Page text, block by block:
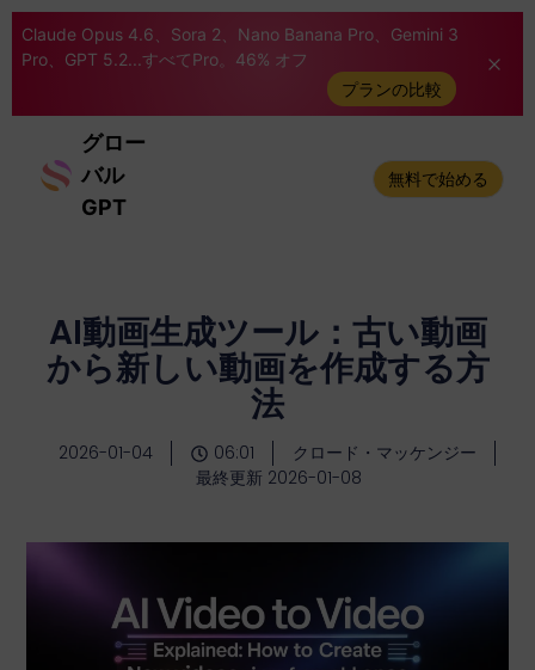
Claude Opus 4.6、Sora 2、Nano Banana Pro、Gemini 3
Pro、GPT 5.2...すべてPro。46% オフ
プランの比較
グロー
バル
GPT
無料で始める
AI動画生成ツール：古い動画
から新しい動画を作成する方
法
2026-01-04 06:01
クロード・マッケンジー
最終更新 2026-01-08